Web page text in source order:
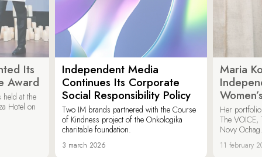
Its
Award
held at the
Hotel on
Independent Media
Continues Its Corporate
Social Responsibility Policy
Two IM brands partnered with the Course
of Kindness project of the Onkologika
charitable foundation.
3 march 2026
Maria
Her
The VOICE,
Novy Ochag.
11 february